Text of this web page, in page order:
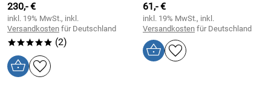
230,- €
inkl. 19% MwSt., inkl.
Versandkosten für Deutschland
***** (2)
61,- €
inkl. 19% MwSt., inkl.
Versandkosten für Deutschland